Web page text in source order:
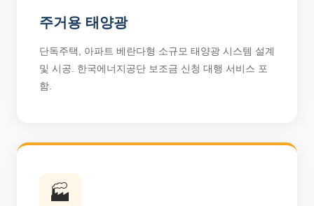
주거용 태양광
단독주택, 아파트 베란다형 소규모 태양광 시스템 설계
및 시공. 한국에너지공단 보조금 신청 대행 서비스 포
함.
🏭